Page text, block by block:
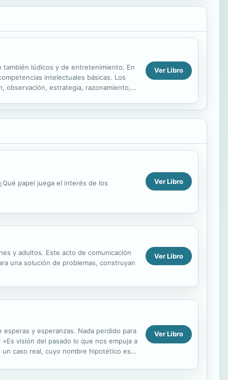
lúdicos y de entretenimiento. En
intelectuales básicas. Los
observación, estrategia, razonamiento,
Ver Libro
papel juega el interés de los Ver Libro
y adultos. Este acto de comunicación
una solución de problemas, construyan
Ver Libro
y esperanzas. Nada perdido para
visión del pasado lo que nos empuja a
caso real, cuyo nombre hipotético es
Ver Libro